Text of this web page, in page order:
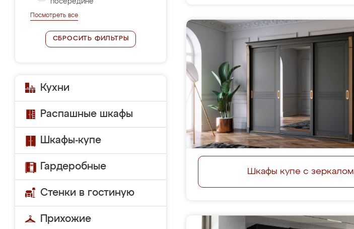
посередине
Посмотреть все
СБРОСИТЬ ФИЛЬТРЫ
Кухни
Распашные шкафы
Шкафы-купе
Гардеробные
Стенки в гостиную
Прихожие
Шкафы купе с зеркалом